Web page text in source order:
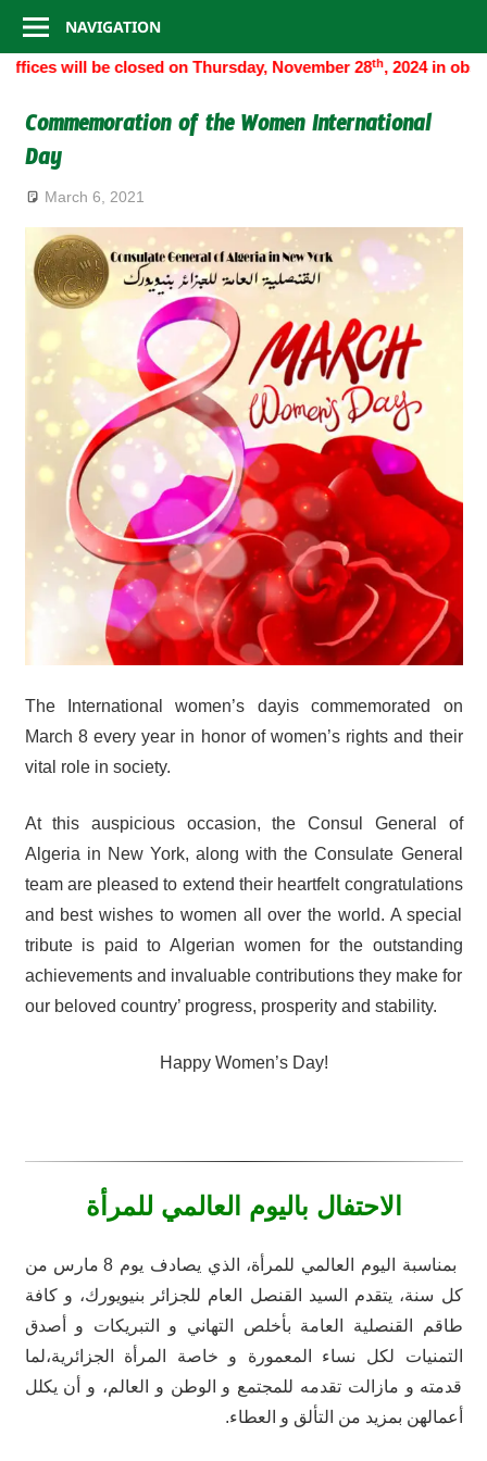
content
General
of
NAVIGATION
will be closed on Thursday, November 28th, 2024 in
Commemoration of the Women International
Day
March 6, 2021
The International women’s dayis commemorated on
March 8 every year in honor of women’s rights and their
vital role in society.
At this auspicious occasion, the Consul General of
Algeria in New York, along with the Consulate General
team are pleased to extend their heartfelt congratulations
and best wishes to women all over the world. A special
tribute is paid to Algerian women for the outstanding
achievements and invaluable contributions they make for
our beloved country’ progress, prosperity and stability.
Happy Women’s Day!
الاحتفال باليوم العالمي للمرأة
بمناسبة اليوم العالمي للمرأة، الذي يصادف يوم 8 مارس من
كل سنة، يتقدم السيد القنصل العام للجزائر بنيويورك، و كافة
طاقم القنصلية العامة بأخلص التهاني و التبريكات و أصدق
التمنيات لكل نساء المعمورة و خاصة المرأة الجزائرية،لما
قدمته و مازالت تقدمه للمجتمع و الوطن و العالم، و أن يكلل
أعمالهن بمزيد من التألق و العطاء.